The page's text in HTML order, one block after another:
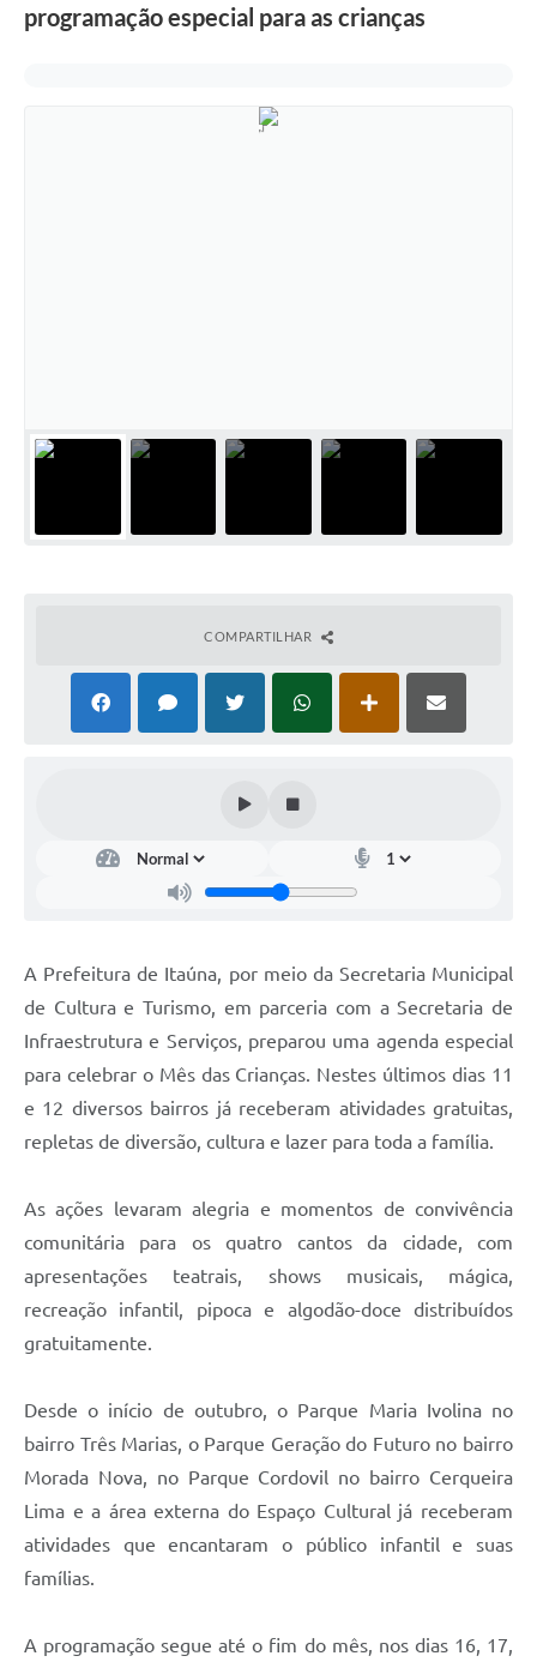
programação especial para as crianças
COMPARTILHAR
A Prefeitura de Itaúna, por meio da Secretaria Municipal
de Cultura e Turismo, em parceria com a Secretaria de
Infraestrutura e Serviços, preparou uma agenda especial
para celebrar o Mês das Crianças. Nestes últimos dias 11
e 12 diversos bairros já receberam atividades gratuitas,
repletas de diversão, cultura e lazer para toda a família.
As ações levaram alegria e momentos de convivência
comunitária para os quatro cantos da cidade, com
apresentações teatrais, shows musicais, mágica,
recreação infantil, pipoca e algodão-doce distribuídos
gratuitamente.
Desde o início de outubro, o Parque Maria Ivolina no
bairro Três Marias, o Parque Geração do Futuro no bairro
Morada Nova, no Parque Cordovil no bairro Cerqueira
Lima e a área externa do Espaço Cultural já receberam
atividades que encantaram o público infantil e suas
famílias.
A programação segue até o fim do mês, nos dias 16, 17,